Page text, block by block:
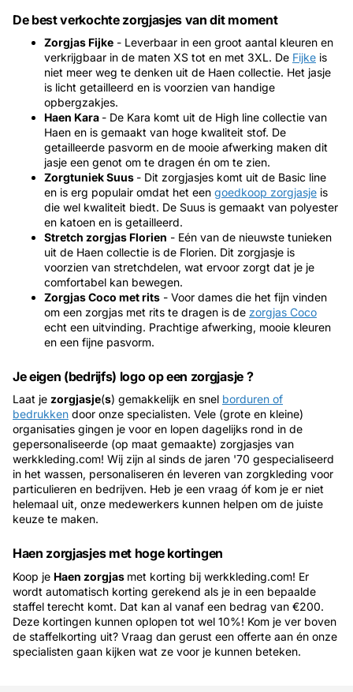
De best verkochte zorgjasjes van dit moment
Zorgjas Fijke - Leverbaar in een groot aantal kleuren en
verkrijgbaar in de maten XS tot en met 3XL. De Fijke is
niet meer weg te denken uit de Haen collectie. Het jasje
is licht getailleerd en is voorzien van handige
opbergzakjes.
Haen Kara - De Kara komt uit de High line collectie van
Haen en is gemaakt van hoge kwaliteit stof. De
getailleerde pasvorm en de mooie afwerking maken dit
jasje een genot om te dragen én om te zien.
Zorgtuniek Suus - Dit zorgjasjes komt uit de Basic line
en is erg populair omdat het een goedkoop zorgjasje is
die wel kwaliteit biedt. De Suus is gemaakt van polyester
en katoen en is getailleerd.
Stretch zorgjas Florien - Eén van de nieuwste tunieken
uit de Haen collectie is de Florien. Dit zorgjasje is
voorzien van stretchdelen, wat ervoor zorgt dat je je
comfortabel kan bewegen.
Zorgjas Coco met rits - Voor dames die het fijn vinden
om een zorgjas met rits te dragen is de zorgjas Coco
echt een uitvinding. Prachtige afwerking, mooie kleuren
en een fijne pasvorm.
Je eigen (bedrijfs) logo op een zorgjasje ?
Laat je zorgjasje(s) gemakkelijk en snel borduren of
bedrukken door onze specialisten. Vele (grote en kleine)
organisaties gingen je voor en lopen dagelijks rond in de
gepersonaliseerde (op maat gemaakte) zorgjasjes van
werkkleding.com! Wij zijn al sinds de jaren '70 gespecialiseerd
in het wassen, personaliseren én leveren van zorgkleding voor
particulieren en bedrijven. Heb je een vraag óf kom je er niet
helemaal uit, onze medewerkers kunnen helpen om de juiste
keuze te maken.
Haen zorgjasjes met hoge kortingen
Koop je Haen zorgjas met korting bij werkkleding.com! Er
wordt automatisch korting gerekend als je in een bepaalde
staffel terecht komt. Dat kan al vanaf een bedrag van €200.
Deze kortingen kunnen oplopen tot wel 10%! Kom je ver boven
de staffelkorting uit? Vraag dan gerust een offerte aan én onze
specialisten gaan kijken wat ze voor je kunnen beteken.